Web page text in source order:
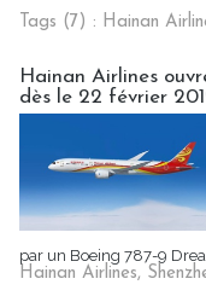
Tags (7) : Hainan
Hainan Airlines
dès le 22 février
par un Boeing 787-9
Hainan Airlines,